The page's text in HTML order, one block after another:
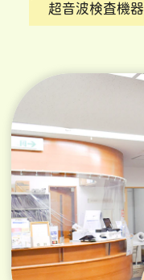
超音波検査機器